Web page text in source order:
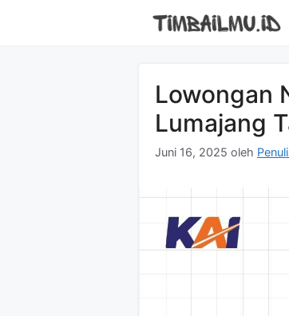
Lowongan
Lumajang
Juni 16, 2025 oleh